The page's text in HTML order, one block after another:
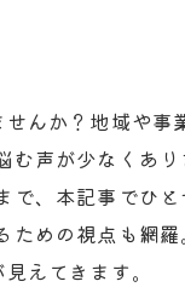
んか？地域や事
声が少なくあ
、本記事でひ
めの視点も網羅
えてきます。